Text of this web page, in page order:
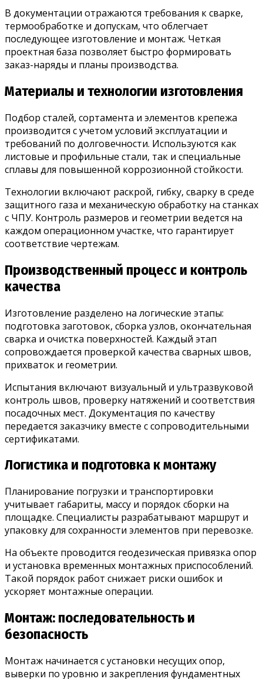
В документации отражаются требования к сварке,
термообработке и допускам, что облегчает
последующее изготовление и монтаж. Четкая
проектная база позволяет быстро формировать
заказ-наряды и планы производства.
Материалы и технологии изготовления
Подбор сталей, сортамента и элементов крепежа
производится с учетом условий эксплуатации и
требований по долговечности. Используются как
листовые и профильные стали, так и специальные
сплавы для повышенной коррозионной стойкости.
Технологии включают раскрой, гибку, сварку в среде
защитного газа и механическую обработку на станках
с ЧПУ. Контроль размеров и геометрии ведется на
каждом операционном участке, что гарантирует
соответствие чертежам.
Производственный процесс и контроль
качества
Изготовление разделено на логические этапы:
подготовка заготовок, сборка узлов, окончательная
сварка и очистка поверхностей. Каждый этап
сопровождается проверкой качества сварных швов,
прихваток и геометрии.
Испытания включают визуальный и ультразвуковой
контроль швов, проверку натяжений и соответствия
посадочных мест. Документация по качеству
передается заказчику вместе с сопроводительными
сертификатами.
Логистика и подготовка к монтажу
Планирование погрузки и транспортировки
учитывает габариты, массу и порядок сборки на
площадке. Специалисты разрабатывают маршрут и
упаковку для сохранности элементов при перевозке.
На объекте проводится геодезическая привязка опор
и установка временных монтажных приспособлений.
Такой порядок работ снижает риски ошибок и
ускоряет монтажные операции.
Монтаж: последовательность и
безопасность
Монтаж начинается с установки несущих опор,
выверки по уровню и закрепления фундаментных